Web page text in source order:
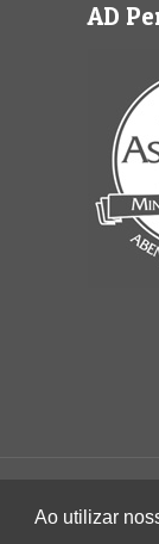
AD
2022 ©
Ao utilizar